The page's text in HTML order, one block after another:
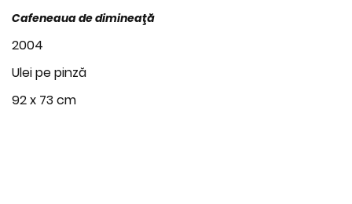
Cafeneaua de dimineaţă
2004
Ulei pe pinză
92 x 73 cm